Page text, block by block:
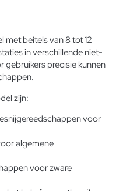
met beitels van 8 tot 12
in verschillende niet-
precisie kunnen
zijn:
voor
algemene
voor zware